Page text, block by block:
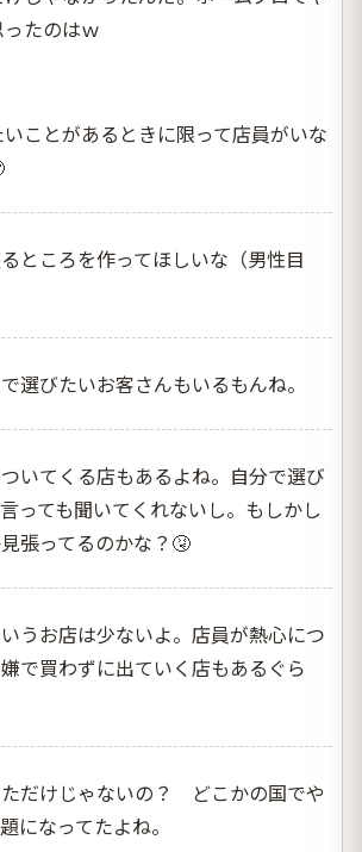
たのはｗ
ことがあるときに限って店員がいな
ところを作ってほしいな（男性目
選びたいお客さんもいるもんね。
いてくる店もあるよね。自分で選び
っても聞いてくれないし。もしかし
張ってるのかな？🤧
うお店は少ないよ。店員が熱心につ
で買わずに出ていく店もあるぐら
だけじゃないの？ どこかの国でや
になってたよね。